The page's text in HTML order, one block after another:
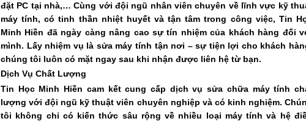
đặt PC tại nhà,… Cùng với đội ngũ nhân viên chuyên về lĩnh vực kỹ
máy tính, có tinh thần nhiệt huyết và tận tâm trong công việc, Tin
Minh Hiền đã ngày càng nâng cao sự tín nhiệm của khách hàng đối
mình. Lấy nhiệm vụ là sửa máy tính tận nơi – sự tiện lợi cho khách
chúng tôi luôn có mặt ngay sau khi nhận được liên hệ từ bạn.
Dịch Vụ Chất Lượng
Tin Học Minh Hiền cam kết cung cấp dịch vụ sửa chữa máy tính
lượng với đội ngũ kỹ thuật viên chuyên nghiệp và có kinh nghiệm.
tôi không chỉ có kiến thức sâu rộng về nhiều loại máy tính và hệ